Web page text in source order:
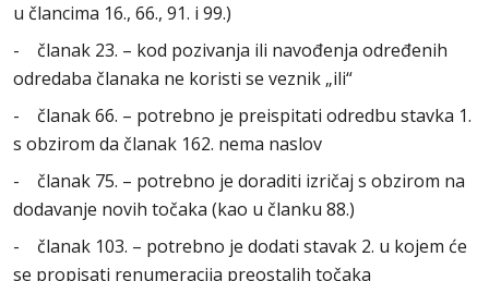
u člancima 16., 66., 91. i 99.)
- članak 23. – kod pozivanja ili navođenja određenih
odredaba članaka ne koristi se veznik „ili“
- članak 66. – potrebno je preispitati odredbu stavka 1.
s obzirom da članak 162. nema naslov
- članak 75. – potrebno je doraditi izričaj s obzirom na
dodavanje novih točaka (kao u članku 88.)
- članak 103. – potrebno je dodati stavak 2. u kojem će
se propisati renumeracija preostalih točaka